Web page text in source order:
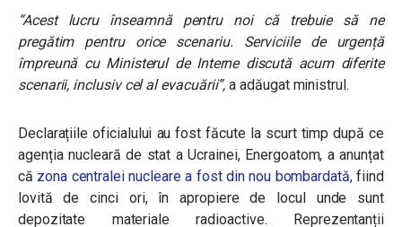
“Acest lucru înseamnă pentru noi că trebuie să ne
pregătim pentru orice scenariu. Serviciile de urgență
împreună cu Ministerul de Interne discută acum diferite
scenarii, inclusiv cel al evacuării”, a adăugat ministrul.
Declarațiile oficialului au fost făcute la scurt timp după ce
agenția nucleară de stat a Ucrainei, Energoatom, a anunțat
că zona centralei nucleare a fost din nou bombardată,fiind
lovită de cinci ori, în apropiere de locul unde sunt
depozitate materiale radioactive. Reprezentanții